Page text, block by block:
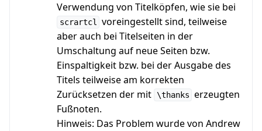
Verwendung von Titelköpfen, wie sie bei
scrartcl
voreingestellt sind, teilweise
aber auch bei Titelseiten in der
Umschaltung auf neue Seiten bzw.
Einspaltigkeit bzw. bei der Ausgabe des
Titels teilweise am korrekten
Zurücksetzen der mit \thanks erzeugten
Fußnoten.
Hinweis: Das Problem wurde von Andrew